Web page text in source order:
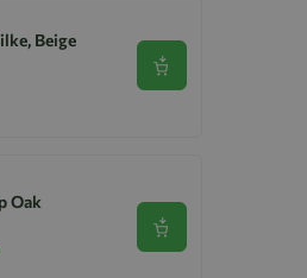
Beige
Se produkt
Oak
Se produkt